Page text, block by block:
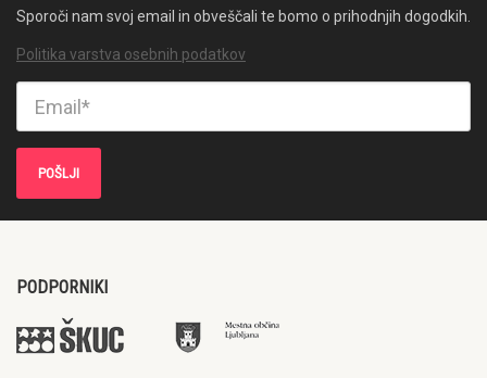
Sporoči nam svoj email in obveščali te bomo o prihodnjih dogodkih.
Politika varstva osebnih podatkov
PODPORNIKI